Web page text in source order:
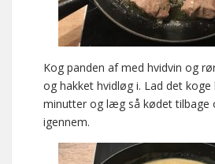
Kog panden af med hvidvin og
og hakket hvidløg i. Lad det
minutter og læg så kødet tilbage
igennem.